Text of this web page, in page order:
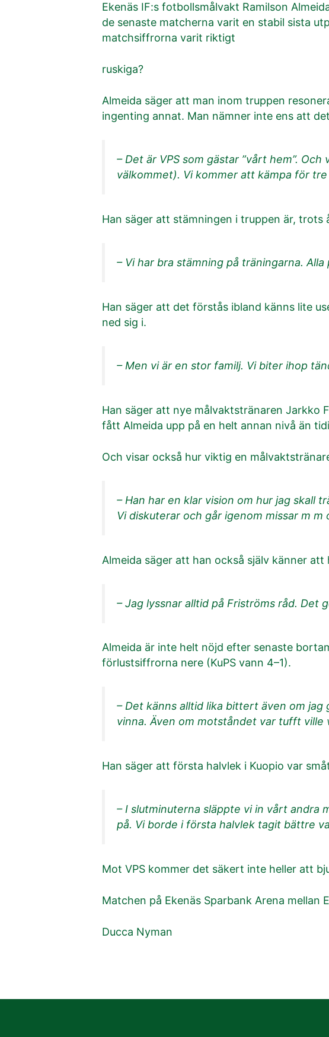
Ekenäs IF:s fotbollsmålvakt Ramilson
de senaste matcherna varit en stabil sista
matchsiffrorna varit riktigt
ruskiga?
Almeida säger att man inom truppen
ingenting annat. Man nämner inte ens att
– Det är VPS som gästar ”vårt hem”.
välkommet). Vi kommer att kämpa för tre
Han säger att stämningen i truppen är,
– Vi har bra stämning på träningarna.
Han säger att det förstås ibland känns lite
ned sig i.
– Men vi är en stor familj. Vi biter ihop
Han säger att nye målvaktstränaren
fått Almeida upp på en helt annan nivå än
Och visar också hur viktig en
– Han har en klar vision om hur jag skall
Vi diskuterar och går igenom missar m
Almeida säger att han också själv känner
– Jag lyssnar alltid på Friströms råd. Det
Almeida är inte helt nöjd efter senaste
förlustsiffrorna nere (KuPS vann 4–1).
– Det känns alltid lika bittert även om
vinna. Även om motståndet var tufft ville
Han säger att första halvlek i Kuopio var
– I slutminuterna släppte vi in vårt andra
på. Vi borde i första halvlek tagit bättre
Mot VPS kommer det säkert inte heller att
Matchen på Ekenäs Sparbank Arena mellan
Ducca Nyman